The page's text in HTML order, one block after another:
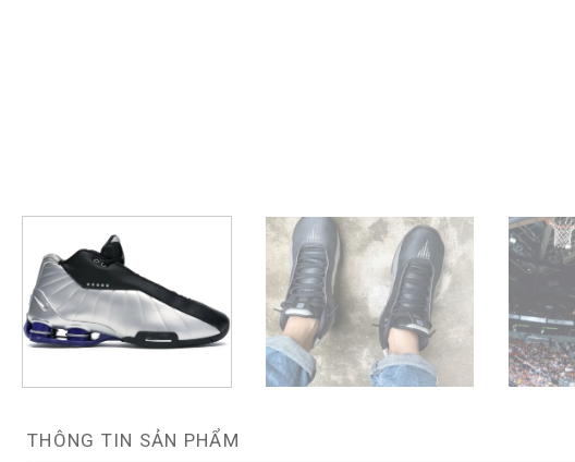
THÔNG TIN SẢN PHẨM